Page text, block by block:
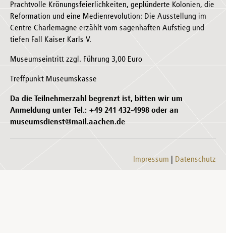
Prachtvolle Krönungsfeierlichkeiten, geplünderte Kolonien, die
Reformation und eine Medienrevolution: Die Ausstellung im
Centre Charlemagne erzählt vom sagenhaften Aufstieg und
tiefen Fall Kaiser Karls V.
Museumseintritt zzgl. Führung 3,00 Euro
Treffpunkt Museumskasse
Da die Teilnehmerzahl begrenzt ist, bitten wir um
Anmeldung unter Tel.: +49 241 432-4998 oder an
museumsdienst@mail.aachen.de
Impressum Datenschutz